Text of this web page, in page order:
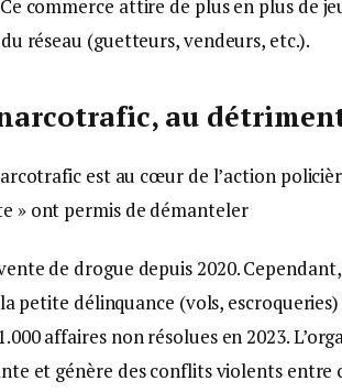
commerce attire de plus en plus de
réseau (guetteurs, vendeurs, etc.).
au
est au cœur de l’action
» ont permis de démanteler
de drogue depuis 2020.
petite délinquance (vols,
affaires non résolues en 2023.
et génère des conflits violents entre